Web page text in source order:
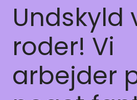
Undskyld
roder! Vi
arbejder